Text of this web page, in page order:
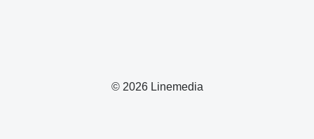
© 2026 Linemedia